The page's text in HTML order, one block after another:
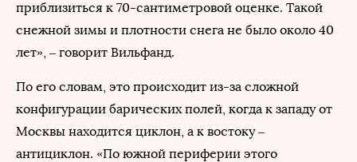
приблизиться к 70-сантиметровой оценке. Такой
снежной зимы и плотности снега не было около 40
лет», – говорит Вильфанд.
По его словам, это происходит из-за сложной
конфигурации барических полей, когда к западу от
Москвы находится циклон, а к востоку –
антициклон. «По южной периферии этого